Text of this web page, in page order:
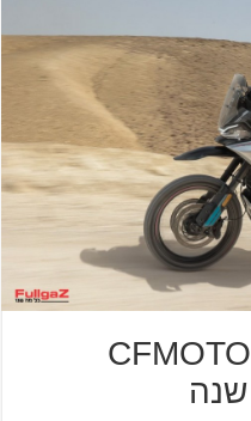
מבחן ארוך טווח ל־CFMOTO